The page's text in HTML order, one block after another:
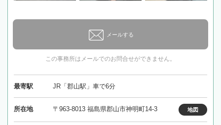
メールする
この事務所はメールでのお問合せができません。
最寄駅 JR「郡山駅」車で6分
所在地 〒963-8013 福島県郡山市神明町14-3 地図